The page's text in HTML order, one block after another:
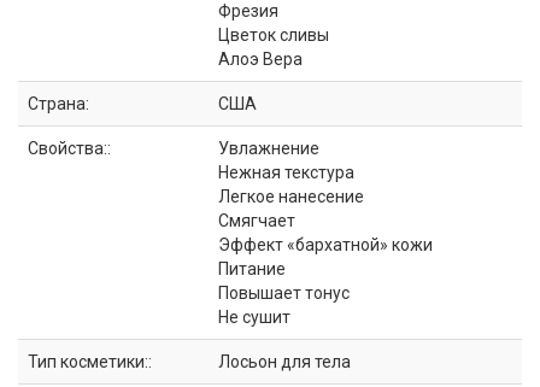
Фрезия
Цветок сливы
Алоэ Вера
Страна: США
Свойства::
Увлажнение
Нежная текстура
Легкое нанесение
Смягчает
Эффект «бархатной» кожи
Питание
Повышает тонус
Не сушит
Тип косметики:: Лосьон для тела